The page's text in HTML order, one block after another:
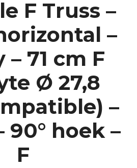
F Truss –
–
– 71 cm F
Ø 27,8
–
90° hoek –
F